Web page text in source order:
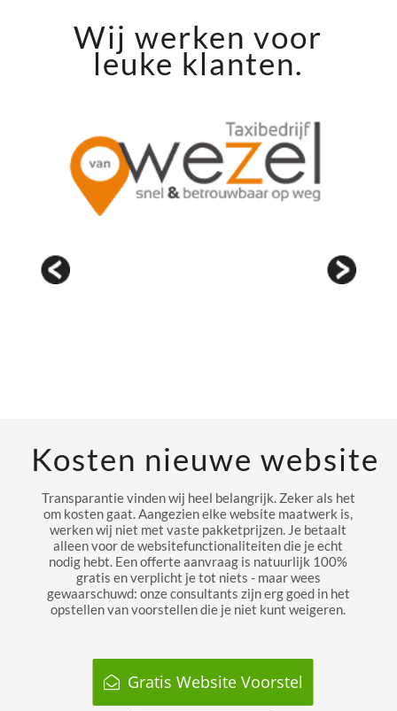
Wij werken voor
leuke klanten.
Kosten nieuwe website
Transparantie vinden wij heel belangrijk. Zeker als het
om kosten gaat. Aangezien elke website maatwerk is,
werken wij niet met vaste pakketprijzen. Je betaalt
alleen voor de websitefunctionaliteiten die je echt
nodig hebt. Een offerte aanvraag is natuurlijk 100%
gratis en verplicht je tot niets - maar wees
gewaarschuwd: onze consultants zijn erg goed in het
opstellen van voorstellen die je niet kunt weigeren.
Gratis Website Voorstel